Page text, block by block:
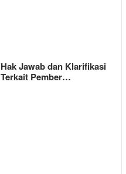
Hak Jawab dan Klarifikasi
Terkait Pember…